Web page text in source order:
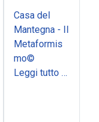
Casa del
Mantegna - Il
Metaformis
mo©
Leggi tutto …